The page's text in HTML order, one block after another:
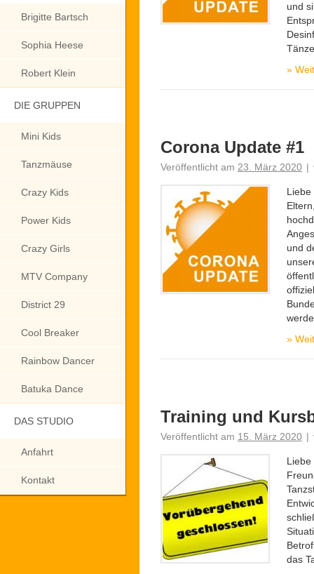
Brigitte Bartsch
Sophia Heese
Robert Klein
DIE GRUPPEN
Mini Kids
Tanzmäuse
Crazy Kids
Power Kids
Crazy Girls
MTV Company
District 29
Cool Breaker
Rainbow Dancer
Batuka Dance
DAS STUDIO
Anfahrt
Kontakt
und
»
Corona Update #1
Veröffentlicht am 23. März 2020 |
Liebe
und
»
Training und
Veröffentlicht am 15. März 2020 |
Liebe
das